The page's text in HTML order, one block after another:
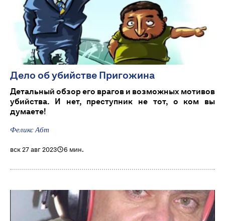
Дело об убийстве Пригожина
Детальный обзор его врагов и возможных мотивов
убийства. И нет, преступник не тот, о ком вы
думаете!
Феликс Абт
вск 27 авг 2023 6 мин.